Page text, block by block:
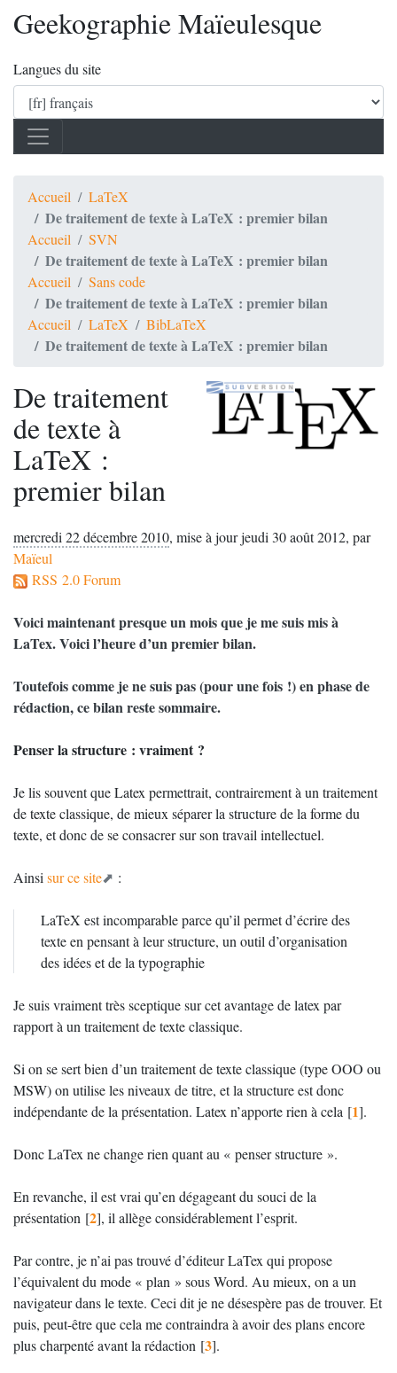
Geekographie Maïeulesque
Langues du site
Accueil LaTeX
De traitement de texte à LaTeX : premier bilan
Accueil SVN
De traitement de texte à LaTeX : premier bilan
Accueil Sans code
De traitement de texte à LaTeX : premier bilan
Accueil LaTeX BibLaTeX
De traitement de texte à LaTeX : premier bilan
De traitement
de texte à
LaTeX :
premier bilan
mercredi 22 décembre 2010, mise à jour jeudi 30 août 2012, par
Maïeul
RSS 2.0 Forum
Voici maintenant presque un mois que je me suis mis à
LaTex. Voici l’heure d’un premier bilan.
Toutefois comme je ne suis pas (pour une fois !) en phase de
rédaction, ce bilan reste sommaire.
Penser la structure : vraiment ?
Je lis souvent que Latex permettrait, contrairement à un traitement
de texte classique, de mieux séparer la structure de la forme du
texte, et donc de se consacrer sur son travail intellectuel.
Ainsi sur ce site :
LaTeX est incomparable parce qu’il permet d’écrire des
texte en pensant à leur structure, un outil d’organisation
des idées et de la typographie
Je suis vraiment très sceptique sur cet avantage de latex par
rapport à un traitement de texte classique.
Si on se sert bien d’un traitement de texte classique (typeOOO ou
MSW) on utilise les niveaux de titre, et la structure est donc
indépendante de la présentation. Latex n’apporte rien à cela [1].
Donc LaTex ne change rien quant au « penser structure ».
En revanche, il est vrai qu’en dégageant du souci de la
présentation [2], il allège considérablement l’esprit.
Par contre, je n’ai pas trouvé d’éditeur LaTex qui propose
l’équivalent du mode « plan » sous Word. Au mieux, on a un
navigateur dans le texte. Ceci dit je ne désespère pas de trouver. Et
puis, peut-être que cela me contraindra à avoir des plans encore
plus charpenté avant la rédaction [3].